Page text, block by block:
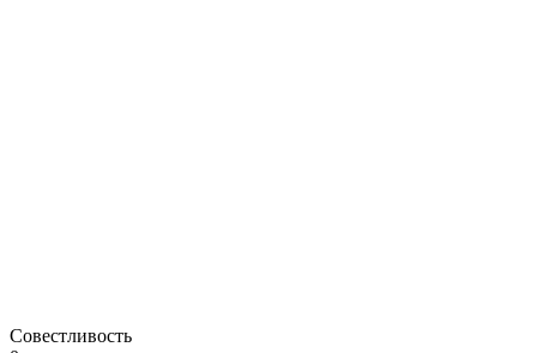
Совестливость